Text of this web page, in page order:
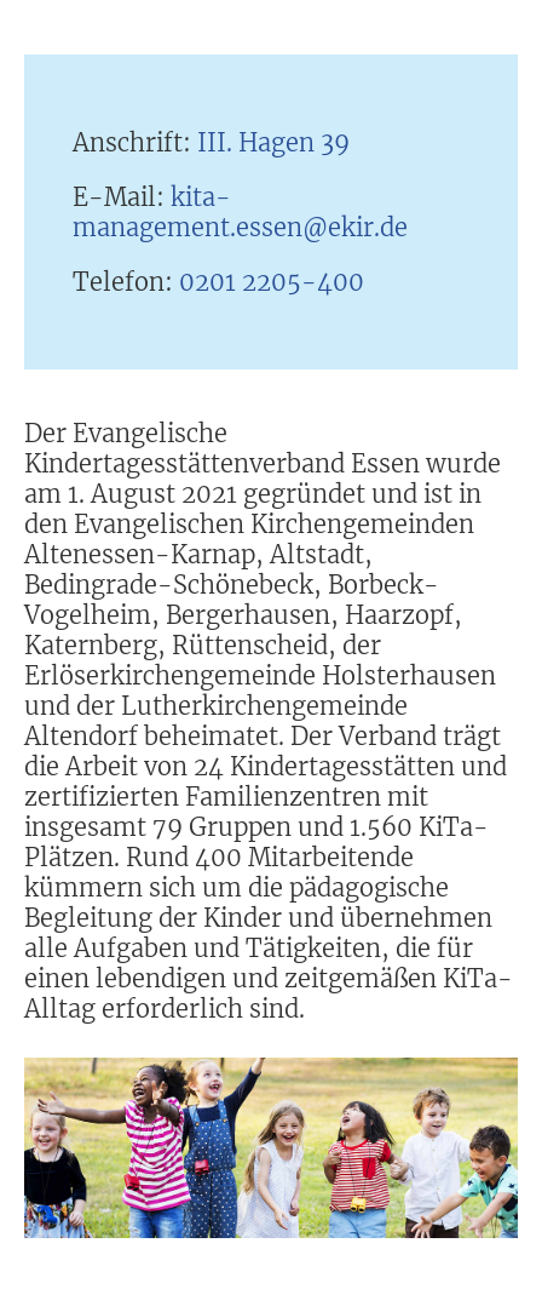
Der Evangelische
Kindertagesstättenverband Essen wurde
am 1. August 2021 gegründet und ist in
den Evangelischen Kirchengemeinden
Altenessen-Karnap, Altstadt,
Bedingrade-Schönebeck, Borbeck-
Vogelheim, Bergerhausen, Haarzopf,
Katernberg, Rüttenscheid, der
Erlöserkirchengemeinde Holsterhausen
und der Lutherkirchengemeinde
Altendorf beheimatet. Der Verband trägt
die Arbeit von 24 Kindertagesstätten und
zertifizierten Familienzentren mit
insgesamt 79 Gruppen und 1.560 KiTa-
Plätzen. Rund 400 Mitarbeitende
kümmern sich um die pädagogische
Begleitung der Kinder und übernehmen
alle Aufgaben und Tätigkeiten, die für
einen lebendigen und zeitgemäßen KiTa-
Alltag erforderlich sind.
Anschrift: III. Hagen 39
E-Mail: kita-
management.essen@ekir.de
Telefon: 0201 2205-400